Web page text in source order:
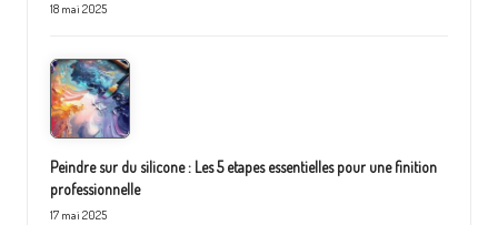
18 mai 2025
Peindre sur du silicone : Les 5 etapes essentielles pour une finition
professionnelle
17 mai 2025